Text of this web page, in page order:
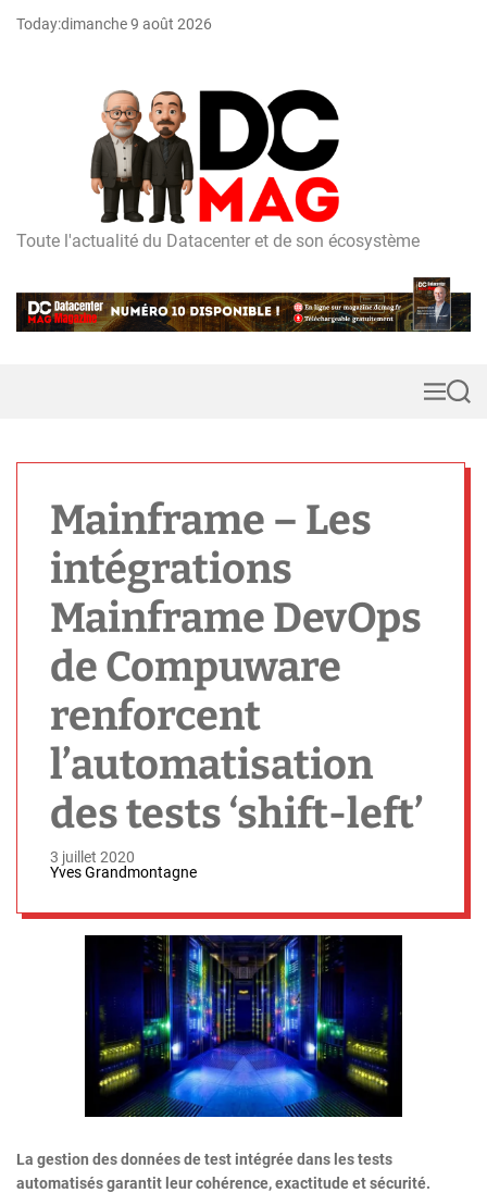
Today:dimanche 9 août 2026
D
m
a
Toute l'actualité du Datacenter et de son écosystème
MS
Mainframe – Les
intégrations
Mainframe DevOps
de Compuware
renforcent
l’automatisation
des tests ‘shift-left’
3 juillet 2020
Yves Grandmontagne
La gestion des données de test intégrée dans les tests
automatisés garantit leur cohérence, exactitude et sécurité.